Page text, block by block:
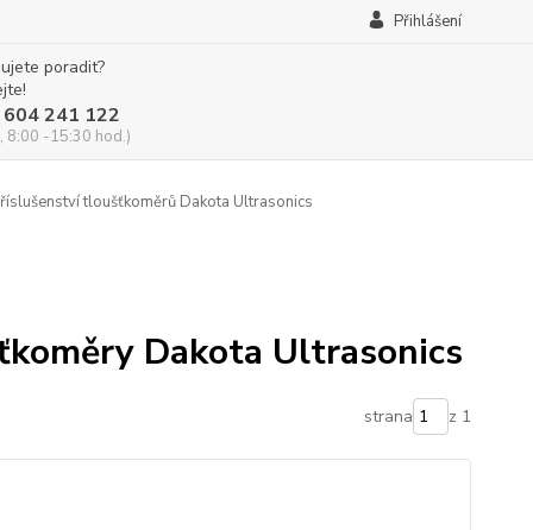
Přihlášení
poradit?
241 122
8:00 -15:30 hod.)
tloušťkoměrů Dakota Ultrasonics
Dakota Ultrasonics
strana z 1